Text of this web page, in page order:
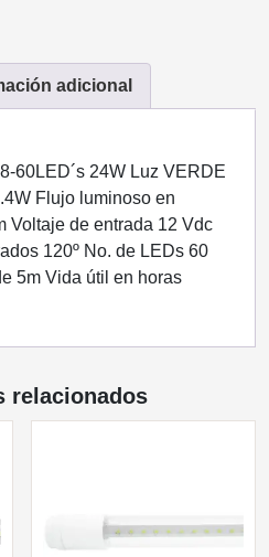
adicional
60LED´s 24W Luz VERDE
Flujo luminoso en
Voltaje de entrada 12 Vdc
120º No. de LEDs 60
5m Vida útil en horas
relacionados